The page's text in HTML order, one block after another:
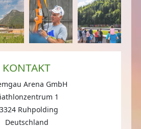
KONTAKT
Arena GmbH
1
Ruhpolding
Deutschland